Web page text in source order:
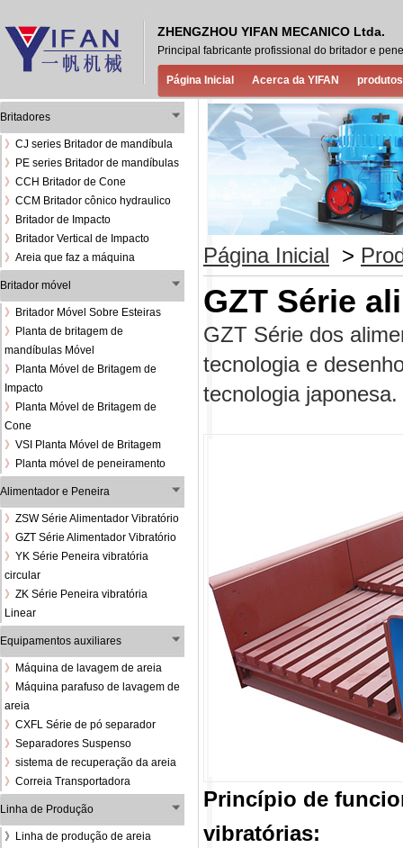
ZHENGZHOU YIFAN MECANICO Ltda.
Principal fabricante profissional do britador e
Página Inicial Acerca da YIFAN produtos
Britadores
》 CJ series Britador de mandíbula
》
PE series Britador de mandíbulas
》 CCH Britador de Cone
》 CCM Britador cônico hydraulico
》
Britador de Impacto
》
Britador Vertical de Impacto
》 Areia que faz a máquina
Britador móvel
》
Britador Móvel Sobre Esteiras
》
Planta de britagem de
mandíbulas Móvel
》
Planta Móvel de Britagem de
Impacto
》
Planta Móvel de Britagem de
Cone
》 VSI Planta Móvel de Britagem
》
Planta móvel de peneiramento
Alimentador e Peneira
》 ZSW Série Alimentador Vibratório
》 GZT Série Alimentador Vibratório
》 YK Série Peneira vibratória
circular
》 ZK Série Peneira vibratória
Linear
Equipamentos auxiliares
》
Máquina de lavagem de areia
》
Máquina parafuso de lavagem de
areia
》 CXFL Série de pó separador
》 Separadores Suspenso
》 sistema de recuperação da areia
》 Correia Transportadora
Linha de Produção
》 Linha de produção de areia
Página Inicial >
GZT Série
GZT Série dos
tecnologia e
tecnologia japonesa.
Princípio de
vibratórias: